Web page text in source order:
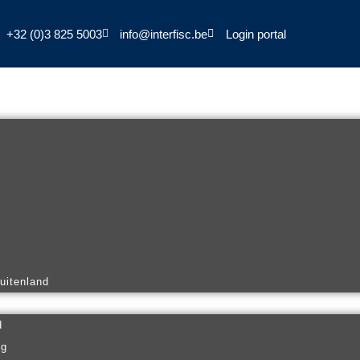
+32 (0)3 825 5003 info@interfisc.be Login portal